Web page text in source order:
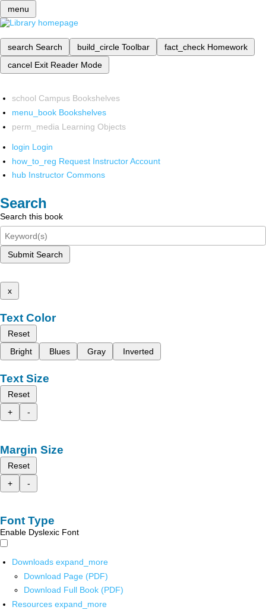
menu
search Search build_circle Toolbar fact_check Homework
cancel Exit Reader Mode
school Campus Bookshelves
menu_book Bookshelves
perm_media Learning Objects
login Login
how_to_reg Request Instructor Account
hub Instructor Commons
Search
Search this book
Submit Search
x
Text Color
Reset
Bright
Blues Gray Inverted
Text Size
Reset
+
-
Margin Size
Reset
+
-
Font Type
Enable Dyslexic Font
Downloads expand_more
Download Page (PDF)
Download Full Book (PDF)
Resources expand_more